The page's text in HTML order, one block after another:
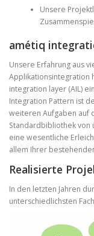
Unsere
amétiq
Unsere Erfahrung aus
Applikationsintegration
integration layer (AIL)
Integration Pattern ist
weiteren Aufgaben auf
Standardbibliothek
eine wesentliche
allem Ihrer
Realisierte
In den letzten Jahren
unterschiedlichsten